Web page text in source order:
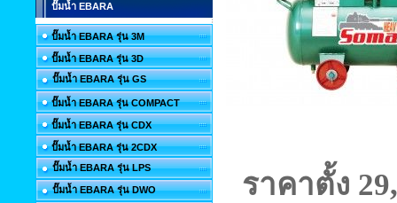
ปั๊มน้ำ EBARA
ปั๊มน้ำ EBARA รุ่น 3M
ปั๊มน้ำ EBARA รุ่น 3D
ปั๊มน้ำ EBARA รุ่น GS
ปั๊มน้ำ EBARA รุ่น COMPACT
ปั๊มน้ำ EBARA รุ่น CDX
ปั๊มน้ำ EBARA รุ่น 2CDX
ปั๊มน้ำ EBARA รุ่น LPS
ปั๊มน้ำ EBARA รุ่น DWO ราคาตั้ง 29,